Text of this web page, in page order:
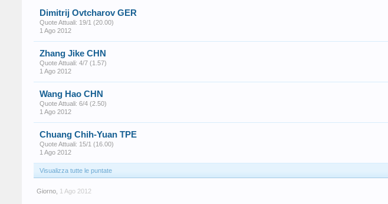
Dimitrij Ovtcharov GER
Quote Attuali: 19/1 (20.00)
1 Ago 2012
Zhang Jike CHN
Quote Attuali: 4/7 (1.57)
1 Ago 2012
Wang Hao CHN
Quote Attuali: 6/4 (2.50)
1 Ago 2012
Chuang Chih-Yuan TPE
Quote Attuali: 15/1 (16.00)
1 Ago 2012
Visualizza tutte le puntate
Giorno 1 Ago 2012